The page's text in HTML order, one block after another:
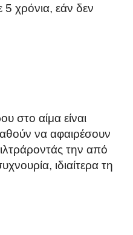
χρόνια, εάν δεν
στο αίμα είναι
να αφαιρέσουν
την από
ιδιαίτερα τη